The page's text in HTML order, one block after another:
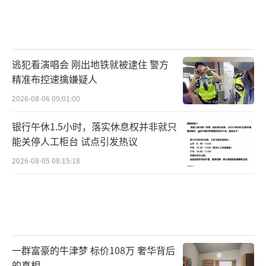
逃犯看演唱会 刚出地铁就被逮住 警方
精准布控速擒嫌疑人
2026-08-06 09:01:00
银行午休1.5小时，落实休息权并非就只
能关停人工柜台 试点引发热议
2026-08-05 08:15:18
一群富豪的牛津梦 标价108万 奢华背后